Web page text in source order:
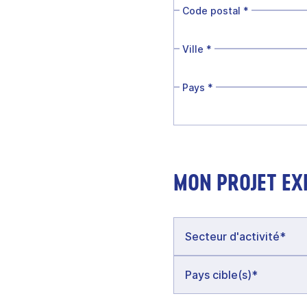
Code postal *
Ville *
Pays *
MON PROJET